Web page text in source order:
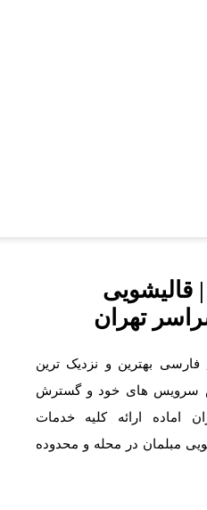
قالیشویی
تهران
فارسی بهترین و نزدیک ترین
سرویس های خود و گسترش
اماده ارائه کلیه خدمات
مبلمان در محله و محدوده